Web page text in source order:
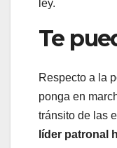
ley.
Te
Respecto a la
ponga en
tránsito de las
líder patronal